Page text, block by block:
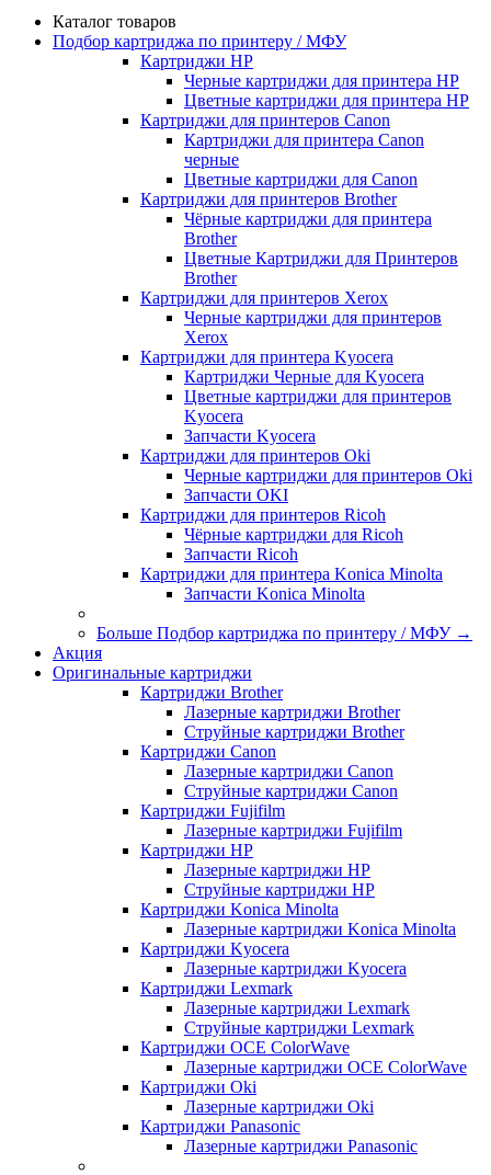
Каталог товаров
Подбор картриджа по принтеру / МФУ
Картриджи HP
Черные картриджи для принтера HP
Цветные картриджи для принтера HP
Картриджи для принтеров Сanon
Картриджи для принтера Сanon
черные
Цветные картриджи для Сanon
Картриджи для принтеров Brother
Чёрные картриджи для принтера
Brother
Цветные Картриджи для Принтеров
Brother
Картриджи для принтеров Xerox
Черные картриджи для принтеров
Xerox
Картриджи для принтера Kyocera
Картриджи Черные для Kyocera
Цветные картриджи для принтеров
Kyocera
Запчасти Kyocera
Картриджи для принтеров Oki
Черные картриджи для принтеров Oki
Запчасти OKI
Картриджи для принтеров Ricoh
Чёрные картриджи для Ricoh
Запчасти Ricoh
Картриджи для принтера Konica Minolta
Запчасти Koniсa Minolta
Больше Подбор картриджа по принтеру / МФУ →
Акция
Оригинальные картриджи
Картриджи Brother
Лазерные картриджи Brother
Струйные картриджи Brother
Картриджи Canon
Лазерные картриджи Canon
Струйные картриджи Canon
Картриджи Fujifilm
Лазерные картриджи Fujifilm
Картриджи HP
Лазерные картриджи HP
Струйные картриджи HP
Картриджи Konica Minolta
Лазерные картриджи Konica Minolta
Картриджи Kyocera
Лазерные картриджи Kyocera
Картриджи Lexmark
Лазерные картриджи Lexmark
Струйные картриджи Lexmark
Картриджи OCE ColorWave
Лазерные картриджи OCE ColorWave
Картриджи Oki
Лазерные картриджи Oki
Картриджи Panasonic
Лазерные картриджи Panasonic